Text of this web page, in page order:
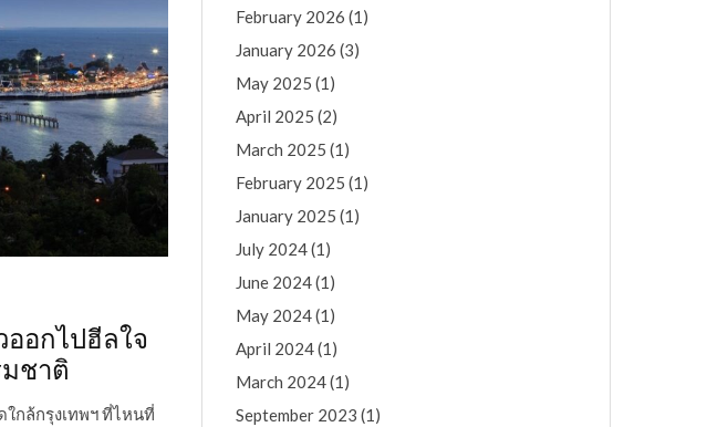
อกไปฮีลใจ
ชาติ
ใกล้กรุงเทพฯ ที่ไหนที่
February 2026 (1)
January 2026 (3)
May 2025 (1)
April 2025 (2)
March 2025 (1)
February 2025 (1)
January 2025 (1)
July 2024(1)
June 2024(1)
May 2024(1)
April 2024(1)
March 2024(1)
September 2023 (1)